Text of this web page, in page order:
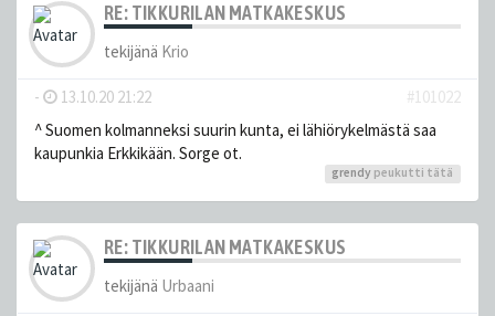
RE: TIKKURILAN MATKAKESKUS
tekijänä Krio
- 13.10.20 21:22
#101022
^ Suomen kolmanneksi suurin kunta, ei lähiörykelmästä saa
kaupunkia Erkkikään. Sorge ot.
grendy peukutti tätä
RE: TIKKURILAN MATKAKESKUS
tekijänä Urbaani